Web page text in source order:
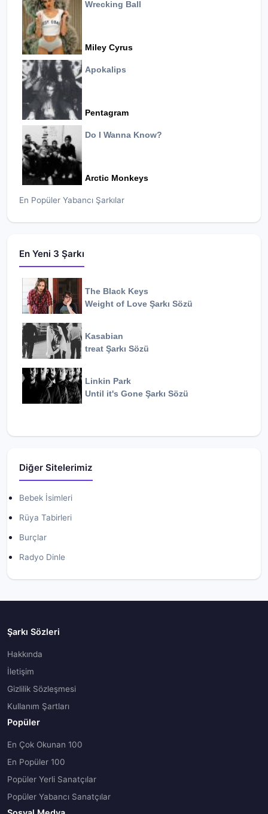
Wrecking Ball
Miley Cyrus
Apokalips
Pentagram
Do I Wanna Know?
Arctic Monkeys
En Popüler Yabancı Şarkılar
En Yeni 3 Şarkı
The Black Keys
Weight of Love Şarkı Sözü
Kasabian
treat Şarkı Sözü
Linkin Park
Until it's Gone Şarkı Sözü
Diğer Sitelerimiz
Bebek İsimleri
Rüya Tabirleri
Burçlar
Radyo Dinle
Şarkı Sözleri
Hakkında
İletişim
Gizlilik Sözleşmesi
Kullanım Şartları
Popüler
En Çok Okunan 100
En Popüler 100
Popüler Yerli Sanatçılar
Popüler Yabancı Sanatçılar